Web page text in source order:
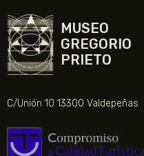
MUSEO
GREGORIO
PRIETO
C/Unión 10 13300 Valdepeñas